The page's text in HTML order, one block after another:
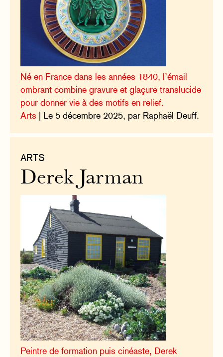
Né en France dans les années 1840, l’émail
ombrant combine gravure et glaçure translucide
pour donner vie à des motifs en relief.
Arts | Le 5 décembre 2025, par Raphaël Deuff.
ARTS
Derek Jarman
Peintre de formation puis cinéaste, Derek